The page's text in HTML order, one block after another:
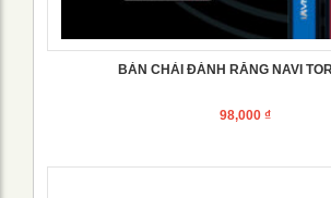
BÀN CHẢI ĐÁNH RĂNG NAVI
98,000 ₫